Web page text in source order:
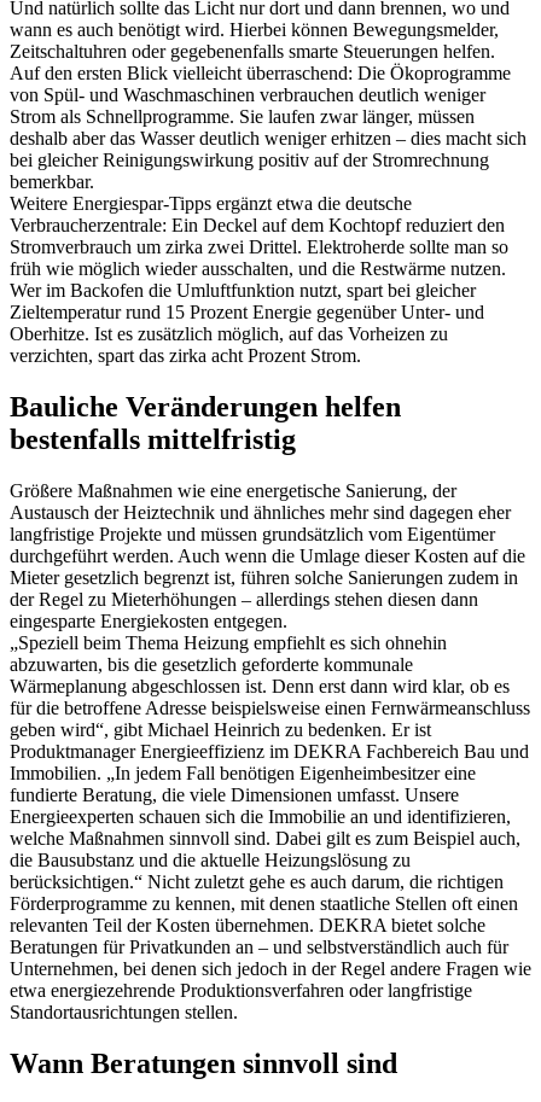
Und natürlich sollte das Licht nur dort und dann brennen, wo und
wann es auch benötigt wird. Hierbei können Bewegungsmelder,
Zeitschaltuhren oder gegebenenfalls smarte Steuerungen helfen.
Auf den ersten Blick vielleicht überraschend: Die Ökoprogramme
von Spül- und Waschmaschinen verbrauchen deutlich weniger
Strom als Schnellprogramme. Sie laufen zwar länger, müssen
deshalb aber das Wasser deutlich weniger erhitzen – dies macht sich
bei gleicher Reinigungswirkung positiv auf der Stromrechnung
bemerkbar.
Weitere Energiespar-Tipps ergänzt etwa die deutsche
Verbraucherzentrale: Ein Deckel auf dem Kochtopf reduziert den
Stromverbrauch um zirka zwei Drittel. Elektroherde sollte man so
früh wie möglich wieder ausschalten, und die Restwärme nutzen.
Wer im Backofen die Umluftfunktion nutzt, spart bei gleicher
Zieltemperatur rund 15 Prozent Energie gegenüber Unter- und
Oberhitze. Ist es zusätzlich möglich, auf das Vorheizen zu
verzichten, spart das zirka acht Prozent Strom.
Bauliche Veränderungen helfen
bestenfalls mittelfristig
Größere Maßnahmen wie eine energetische Sanierung, der
Austausch der Heiztechnik und ähnliches mehr sind dagegen eher
langfristige Projekte und müssen grundsätzlich vom Eigentümer
durchgeführt werden. Auch wenn die Umlage dieser Kosten auf die
Mieter gesetzlich begrenzt ist, führen solche Sanierungen zudem in
der Regel zu Mieterhöhungen – allerdings stehen diesen dann
eingesparte Energiekosten entgegen.
„Speziell beim Thema Heizung empfiehlt es sich ohnehin
abzuwarten, bis die gesetzlich geforderte kommunale
Wärmeplanung abgeschlossen ist. Denn erst dann wird klar, ob es
für die betroffene Adresse beispielsweise einen Fernwärmeanschluss
geben wird“, gibt Michael Heinrich zu bedenken. Er ist
Produktmanager Energieeffizienz im DEKRA Fachbereich Bau und
Immobilien. „In jedem Fall benötigen Eigenheimbesitzer eine
fundierte Beratung, die viele Dimensionen umfasst. Unsere
Energieexperten schauen sich die Immobilie an und identifizieren,
welche Maßnahmen sinnvoll sind. Dabei gilt es zum Beispiel auch,
die Bausubstanz und die aktuelle Heizungslösung zu
berücksichtigen.“ Nicht zuletzt gehe es auch darum, die richtigen
Förderprogramme zu kennen, mit denen staatliche Stellen oft einen
relevanten Teil der Kosten übernehmen. DEKRA bietet solche
Beratungen für Privatkunden an – und selbstverständlich auch für
Unternehmen, bei denen sich jedoch in der Regel andere Fragen wie
etwa energiezehrende Produktionsverfahren oder langfristige
Standortausrichtungen stellen.
Wann Beratungen sinnvoll sind